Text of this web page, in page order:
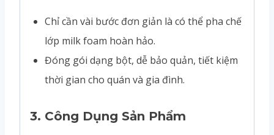
Chỉ cần vài bước đơn giản là có thể pha chế
lớp milk foam hoàn hảo.
Đóng gói dạng bột, dễ bảo quản, tiết kiệm
thời gian cho quán và gia đình.
3. Công Dụng Sản Phẩm